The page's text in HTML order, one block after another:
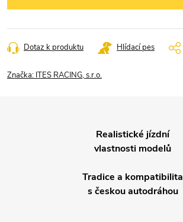
Dotaz k produktu Hlídací pes
Značka: ITES RACING, s.r.o.
Realistické jízdní
vlastnosti modelů
Tradice a kompatibilita
s českou autodráhou